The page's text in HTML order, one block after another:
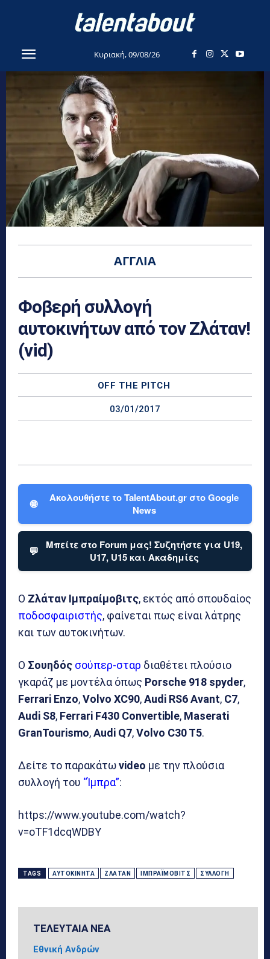
Κυριακή, 09/08/26
ΑΓΓΛΊΑ
Φοβερή συλλογή
αυτοκινήτων από τον Ζλάταν!
(vid)
OFF THE PITCH
03/01/2017
🌐
Ακολουθήστε το TalentAbout.gr στο Google
News
💬
Μπείτε στο Forum μας! Συζητήστε για U19,
U17, U15 και Ακαδημίες
Ο Ζλάταν Ιμπραίμοβιτς, εκτός από σπουδαίος
ποδοσφαιριστής, φαίνεται πως είναι λάτρης
και των αυτοκινήτων.
Ο Σουηδός σούπερ-σταρ διαθέτει πλούσιο
γκαράζ με μοντέλα όπως Porsche 918 spyder,
Ferrari Enzo,Volvo XC90,Audi RS6 Avant, C7,
Audi S8, Ferrari F430 Convertible, Maserati
GranTourismo,Audi Q7,Volvo C30 T5.
Δείτε το παρακάτωvideo με την πλούσια
συλλογή του “Ίμπρα”:
https://www.youtube.com/watch?
v=oTF1dcqWDBY
TAGS ΑΥΤΟΚΊΝΗΤΆ ΖΛΆΤΑΝ ΙΜΠΡΑΪ́ΜΟΒΙΤΣ ΣΥΛΛΟΓΉ
ΤΕΛΕΥΤΑΙΑ ΝΕΑ
Εθνική Ανδρών